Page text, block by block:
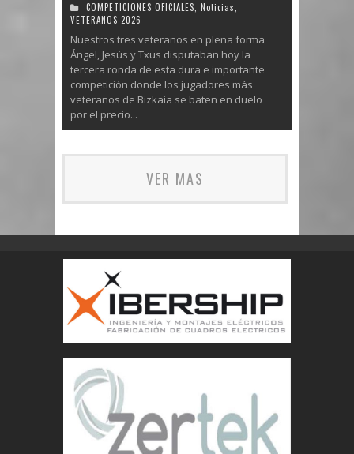
COMPETICIONES OFICIALES Noticias
VETERANOS 2026
Nuestros tres veteranos en plena forma
Ángel, Jesús y Txus disputaban hoy la
tercera ronda de esta dura e importante
competición donde los jugadores más
veteranos de Bizkaia se baten en duelo
por el precio...
VER MAS